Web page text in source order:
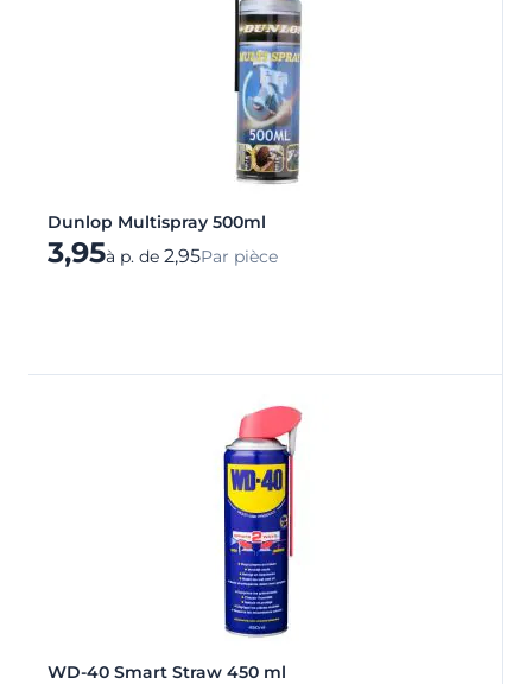
Dunlop Multispray 500ml
3,95à p. de 2,95Par pièce
WD-40 Smart Straw 450 ml